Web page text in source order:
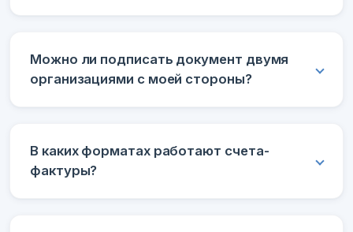
Можно ли подписать документ двумя
организациями с моей стороны?
В каких форматах работают счета-
фактуры?